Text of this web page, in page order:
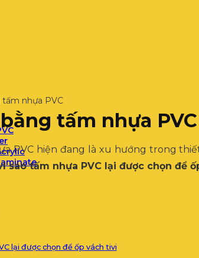
nhựa PVC
tấm nhựa PVC
PVC hiện đang là xu hướng trong
sao tấm nhựa PVC lại được chọn để
lại được chọn để ốp vách tivi